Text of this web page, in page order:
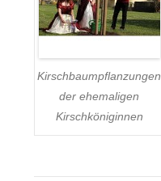
Kirschbaumpflanzungen
der ehemaligen
Kirschköniginnen